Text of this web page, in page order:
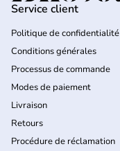
Service client
Politique de confidentialité
Conditions générales
Processus de commande
Modes de paiement
Livraison
Retours
Procédure de réclamation